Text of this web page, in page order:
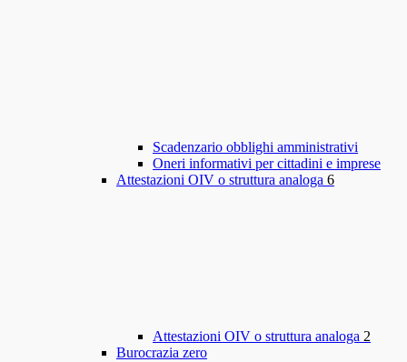
Scadenzario obblighi amministrativi
Oneri informativi per cittadini e imprese
Attestazioni OIV o struttura analoga 6
Attestazioni OIV o struttura analoga 2
Burocrazia zero